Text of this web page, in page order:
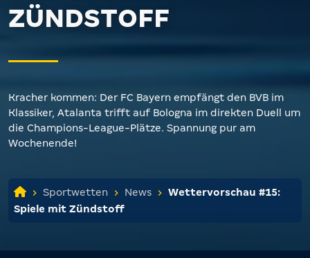
ZÜNDSTOFF
Kracher kommen: Der FC Bayern empfängt den BVB im
Klassiker, Atalanta trifft auf Bologna im direkten Duell um
die Champions-League-Plätze. Spannung pur am
Wochenende!
Sportwetten News
Wettervorschau #15:
Spiele mit Zündstoff